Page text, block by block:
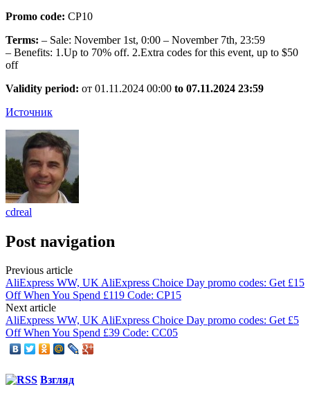
Promo code: CP10
Terms: – Sale: November 1st, 0:00 – November 7th, 23:59
– Benefits: 1.Up to 70% off. 2.Extra codes for this event, up to $50
off
Validity period: от 01.11.2024 00:00 to 07.11.2024 23:59
Источник
cdreal
Post navigation
Previous article
AliExpress WW, UK AliExpress Choice Day promo codes: Get £15
Off When You Spend £119 Code: CP15
Next article
AliExpress WW, UK AliExpress Choice Day promo codes: Get £5
Off When You Spend £39 Code: CC05
Взгляд